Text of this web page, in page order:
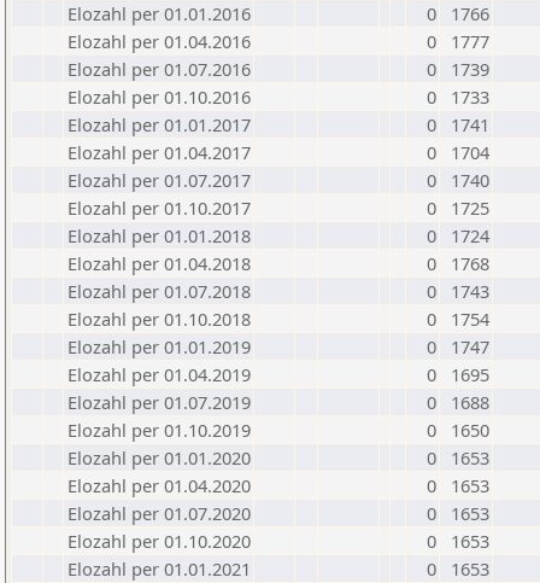
Elozahl per 01.01.2016
0
1766
Elozahl per 01.04.2016
0
1777
Elozahl per 01.07.2016
0
1739
Elozahl per 01.10.2016
0
1733
Elozahl per 01.01.2017
0
1741
Elozahl per 01.04.2017
0
1704
Elozahl per 01.07.2017
0
1740
Elozahl per 01.10.2017
0
1725
Elozahl per 01.01.2018
0
1724
Elozahl per 01.04.2018
0
1768
Elozahl per 01.07.2018
0
1743
Elozahl per 01.10.2018
0
1754
Elozahl per 01.01.2019
0
1747
Elozahl per 01.04.2019
0
1695
Elozahl per 01.07.2019
0
1688
Elozahl per 01.10.2019
0
1650
Elozahl per 01.01.2020
0
1653
Elozahl per 01.04.2020
0
1653
Elozahl per 01.07.2020
0
1653
Elozahl per 01.10.2020
0
1653
Elozahl per 01.01.2021
0 1653